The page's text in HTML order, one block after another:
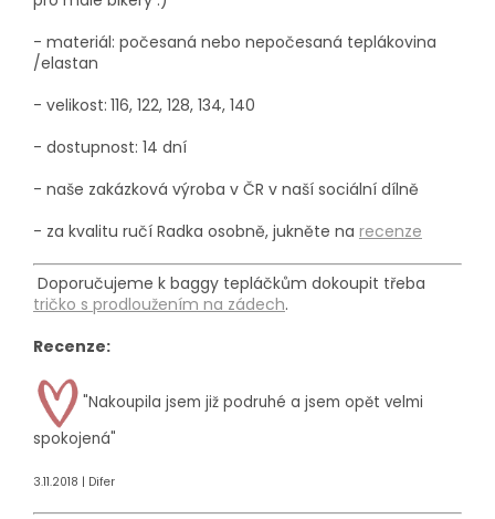
- materiál: počesaná nebo nepočesaná teplákovina
/elastan
- velikost: 116, 122, 128, 134, 140
- dostupnost: 14 dní
- naše zakázková výroba v ČR v naší sociální dílně
- za kvalitu ručí Radka osobně, jukněte na recenze
Doporučujeme k baggy tepláčkům dokoupit třeba
tričko s prodloužením na zádech.
Recenze:
"Nakoupila jsem již podruhé a jsem opět velmi
spokojená"
3.11.2018 | Difer